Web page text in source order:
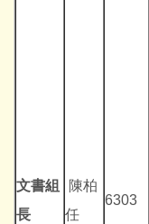
文書組
長
陳柏
任
6303